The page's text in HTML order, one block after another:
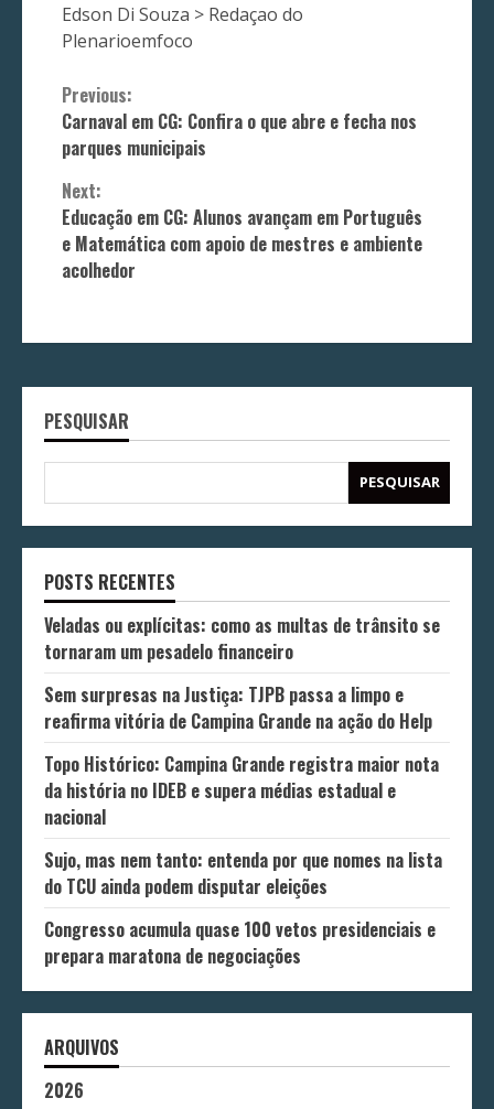
Edson Di Souza > Redaçao do
Plenarioemfoco
Continue
Reading
Previous:
Carnaval em CG: Confira o que abre e fecha nos
parques municipais
Next:
Educação em CG: Alunos avançam em Português
e Matemática com apoio de mestres e ambiente
acolhedor
PESQUISAR
PESQUISAR
POSTS RECENTES
Veladas ou explícitas: como as multas de trânsito se
tornaram um pesadelo financeiro
Sem surpresas na Justiça: TJPB passa a limpo e
reafirma vitória de Campina Grande na ação do Help
Topo Histórico: Campina Grande registra maior nota
da história no IDEB e supera médias estadual e
nacional
Sujo, mas nem tanto: entenda por que nomes na lista
do TCU ainda podem disputar eleições
Congresso acumula quase 100 vetos presidenciais e
prepara maratona de negociações
ARQUIVOS
2026